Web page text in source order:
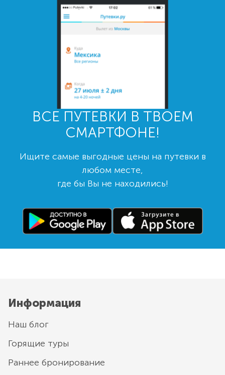
ВСЕ ПУТЕВКИ В ТВОЕМ
СМАРТФОНЕ!
Ищите самые выгодные цены на путевки в
любом месте,
где бы Вы не находились!
Информация
Наш блог
Горящие туры
Раннее бронирование